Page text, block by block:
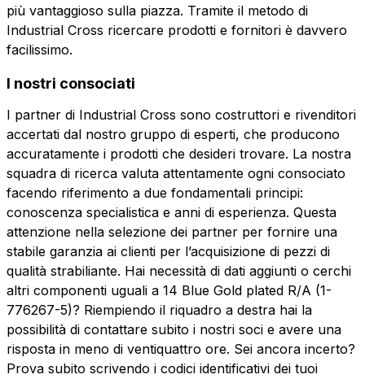
più vantaggioso sulla piazza. Tramite il metodo di
Industrial Cross ricercare prodotti e fornitori è davvero
facilissimo.
I nostri consociati
I partner di Industrial Cross sono costruttori e rivenditori
accertati dal nostro gruppo di esperti, che producono
accuratamente i prodotti che desideri trovare. La nostra
squadra di ricerca valuta attentamente ogni consociato
facendo riferimento a due fondamentali principi:
conoscenza specialistica e anni di esperienza. Questa
attenzione nella selezione dei partner per fornire una
stabile garanzia ai clienti per l’acquisizione di pezzi di
qualità strabiliante. Hai necessità di dati aggiunti o cerchi
altri componenti uguali a 14 Blue Gold plated R/A (1-
776267-5)? Riempiendo il riquadro a destra hai la
possibilità di contattare subito i nostri soci e avere una
risposta in meno di ventiquattro ore. Sei ancora incerto?
Prova subito scrivendo i codici identificativi dei tuoi